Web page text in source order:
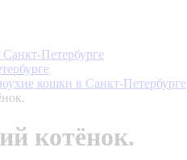
Петербурге
кошки в Санкт-Петербурге
котёнок.